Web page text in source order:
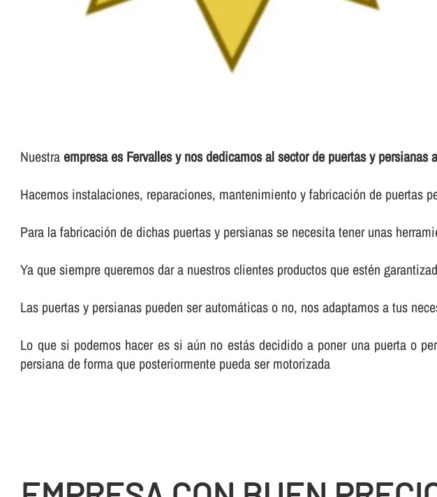
Nuestraempresa es Fervalles y nos dedicamos al sector de puertas y persianas
Hacemos instalaciones, reparaciones, mantenimiento y fabricación de puertas
Para la fabricación de dichas puertas y persianas se necesita tener unas
Ya que siempre queremos dar a nuestros clientes productos que estén
Las puertas y persianas pueden ser automáticas o no, nos adaptamos a tus
Lo que si podemos hacer es si aún no estás decidido a poner una puerta o
persiana de forma que posteriormente pueda ser motorizada